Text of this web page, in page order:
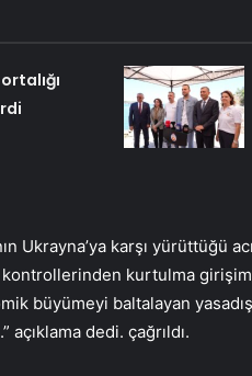
Ukrayna’ya karşı yürüttüğü
kontrollerinden kurtulma
büyümeyi baltalayan
açıklama dedi. çağrıldı.